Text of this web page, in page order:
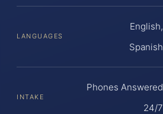
LANGUAGES
English,
Spanish
INTAKE
Phones Answered
24/7